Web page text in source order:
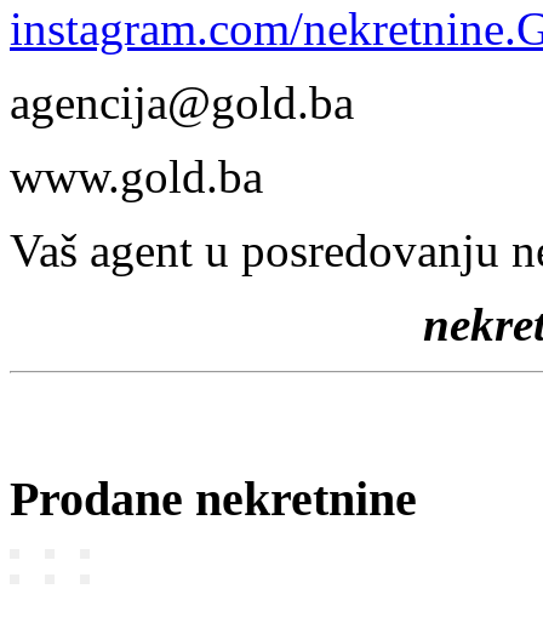
instagram.com/
agencija@gold.ba
www.gold.ba
Vaš agent u posredovanju
Prodane nekretnine